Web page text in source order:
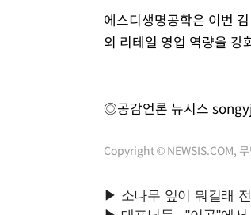
에스디생명공학은 이번
외 리테일 영업 역량을 강
◎공감언론 뉴시스
Copyright © NEWSIS.COM, 무